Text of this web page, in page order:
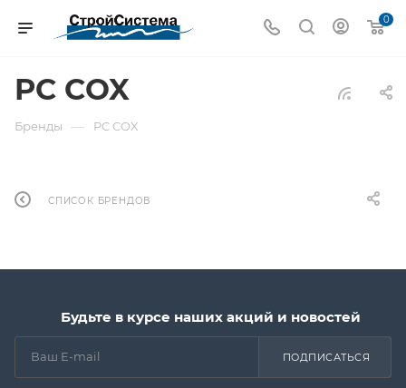
0
PC COX
Бренды — PC COX
СПИСОК БРЕНДОВ
Будьте в курсе наших акций и новостей
ПОДПИСАТЬСЯ